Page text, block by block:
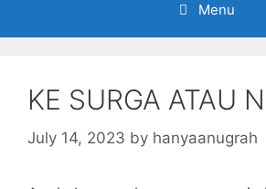
Menu
KE SURGA ATAU
July 14, 2023 by hanyaanugrah